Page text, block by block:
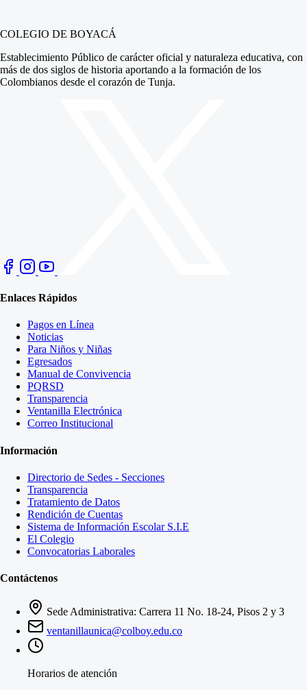
COLEGIO DE BOYACÁ
Establecimiento Público de carácter oficial y naturaleza educativa, con
más de dos siglos de historia aportando a la formación de los
Colombianos desde el corazón de Tunja.
Enlaces Rápidos
Pagos en Línea
Noticias
Para Niños y Niñas
Egresados
Manual de Convivencia
PQRSD
Transparencia
Ventanilla Electrónica
Correo Institucional
Información
Directorio de Sedes - Secciones
Transparencia
Tratamiento de Datos
Rendición de Cuentas
Sistema de Información Escolar S.I.E
El Colegio
Convocatorias Laborales
Contáctenos
Sede Administrativa: Carrera 11 No. 18-24, Pisos 2 y 3
ventanillaunica@colboy.edu.co
Horarios de atención